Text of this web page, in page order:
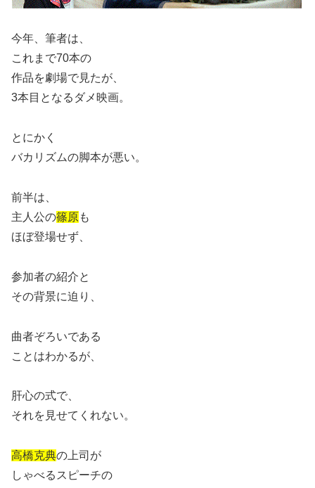
今年、筆者は、
これまで70本の
作品を劇場で見たが、
3本目となるダメ映画。
とにかく
バカリズムの脚本が悪い。
前半は、
主人公の篠原も
ほぼ登場せず、
参加者の紹介と
その背景に迫り、
曲者ぞろいである
ことはわかるが、
肝心の式で、
それを見せてくれない。
高橋克典の上司が
しゃべるスピーチの